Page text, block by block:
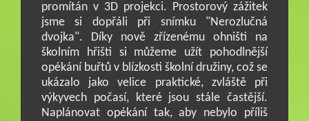
promítán v 3D projekci. Prostorový zážitek
jsme si dopřáli při snímku "Nerozlučná
dvojka". Díky nově zřízenému ohništi na
školním hřišti si můžeme užít pohodlnější
opékání buřtů v blízkosti školní družiny, což se
ukázalo jako velice praktické, zvláště při
výkyvech počasí, které jsou stále častější.
Naplánovat opékání tak, aby nebylo příliš